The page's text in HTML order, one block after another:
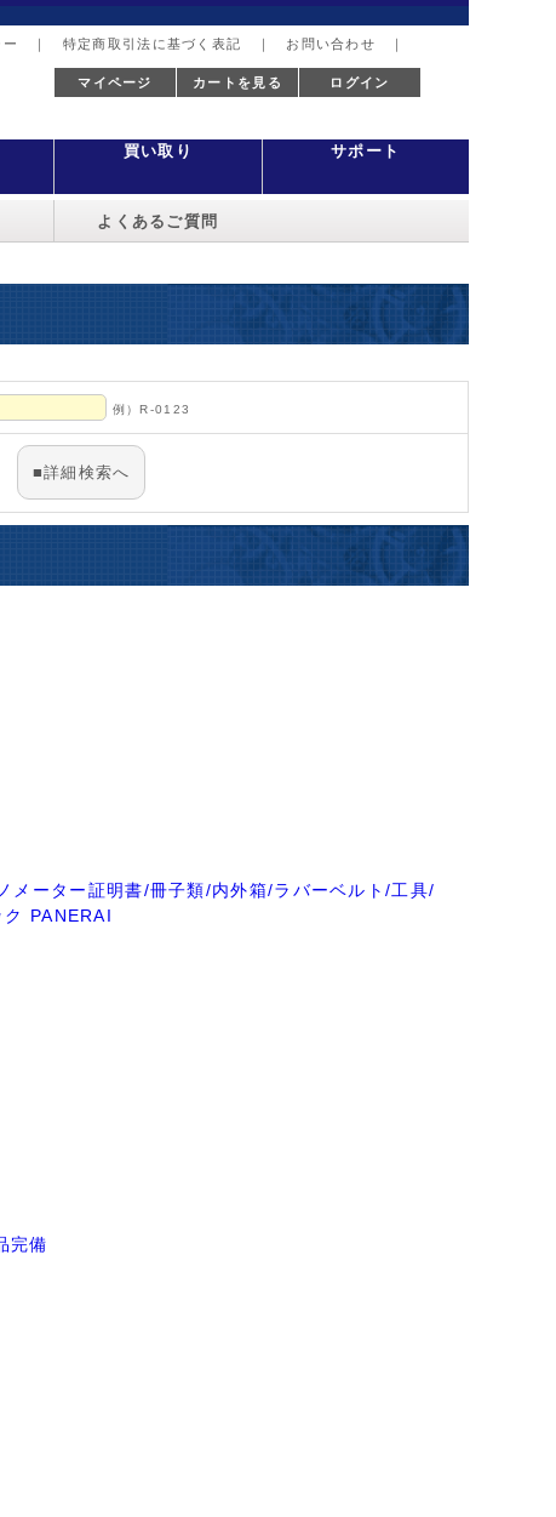
｜ 特定商取引法に基づく表記 ｜ お問い合わせ ｜
ログイン
カートを見る
マイページ
買い取り サポート
よくあるご質問
例）R-0123
■詳細検索へ
メーター証明書/冊子類/内外箱/ラバーベルト/工具/
ク PANERAI
完備